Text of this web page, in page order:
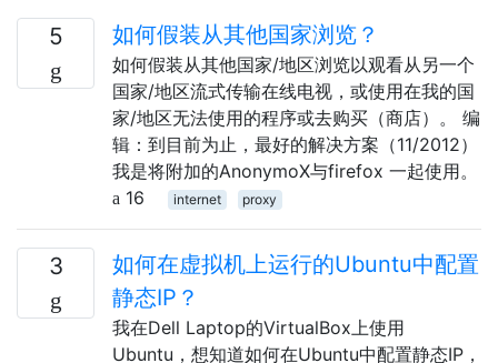
5 如何假装从其他国家浏览？
如何假装从其他国家/地区浏览以观看从另一个
国家/地区流式传输在线电视，或使用在我的国
家/地区无法使用的程序或去购买（商店）。 编
辑：到目前为止，最好的解决方案（11/2012）
我是将附加的AnonymoX与firefox 一起使用。
16
internet proxy
3
如何在虚拟机上运行的Ubuntu中配置
静态IP？
我在Dell Laptop的VirtualBox上使用
Ubuntu，想知道如何在Ubuntu中配置静态IP，